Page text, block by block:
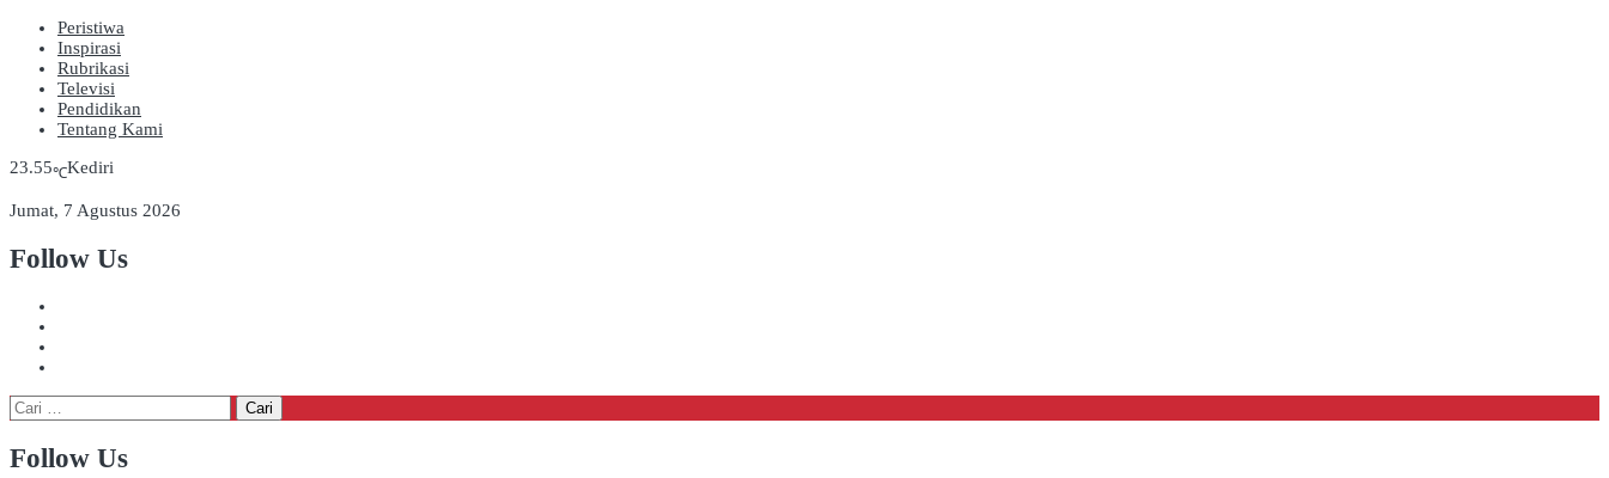
Peristiwa
Inspirasi
Rubrikasi
Televisi
Pendidikan
Tentang Kami
23.55℃Kediri
Jumat, 7 Agustus 2026
Follow Us
Cari
untuk:
Follow Us